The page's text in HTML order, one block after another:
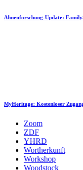
Ahnenforschung-Update:
MyHeritage: Kostenloser
Zoom
ZDF
YHRD
Wortherkunft
Workshop
Woodstock